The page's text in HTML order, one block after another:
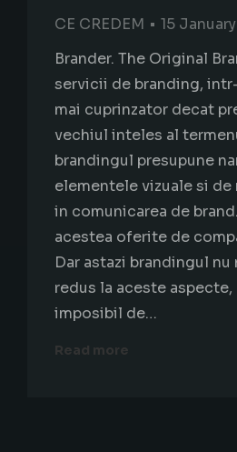
CE CREDEM
15
Brander. The Original
servicii de branding,
mai cuprinzator decat
vechiul inteles al
brandingul presupune
elementele vizuale si de
in comunicarea de
acestea oferite de
Dar astazi brandingul nu
redus la aceste aspecte,
imposibil de…
Read more